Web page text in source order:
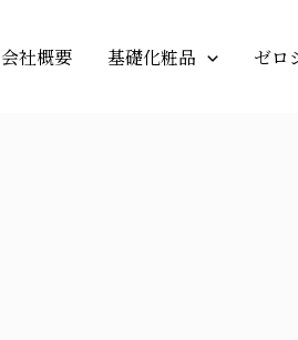
会社概要 基礎化粧品 ゼロ